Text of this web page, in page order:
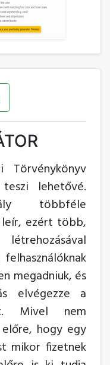
lehetővé.
többféle
ezért több,
megadniuk, és
elvégezze a
Mivel nem
hogy egy
mikor fizetnek